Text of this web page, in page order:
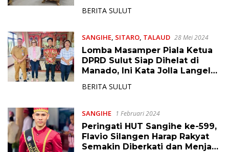
BERITA SULUT
SANGIHE, SITARO, TALAUD 28 Mei 2024
Lomba Masamper Piala Ketua
DPRD Sulut Siap Dihelat di
Manado, Ini Kata Jolla Langelo
BERITA SULUT
SANGIHE 1 Februari 2024
Peringati HUT Sangihe ke-599,
Flavio Silangen Harap Rakyat
Semakin Diberkati dan Menjadi